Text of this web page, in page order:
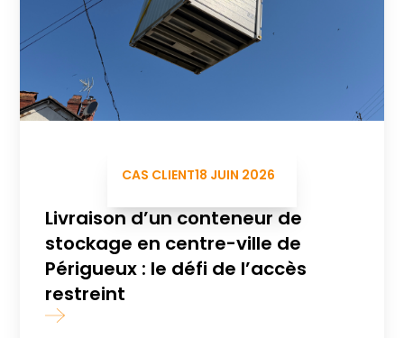
CAS CLIENT18 JUIN 2026
Livraison d’un conteneur de
stockage en centre-ville de
Périgueux : le défi de l’accès
restreint